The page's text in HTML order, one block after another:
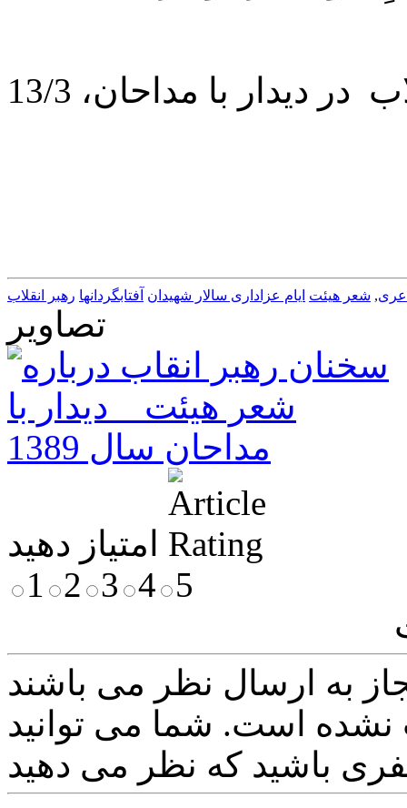
(بخشی از بیانات رهبر معظم انقلاب در دیدار با مداحان، 13/3
, شعر هیئت ایام عزاداری سالار شهیدان آفتابگردانها رهبر انقلاب
تصاویر
1
2 3 4 5
است. شما می توانید